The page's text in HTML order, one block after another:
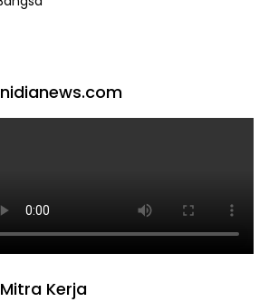
nidianews.com
Mitra Kerja